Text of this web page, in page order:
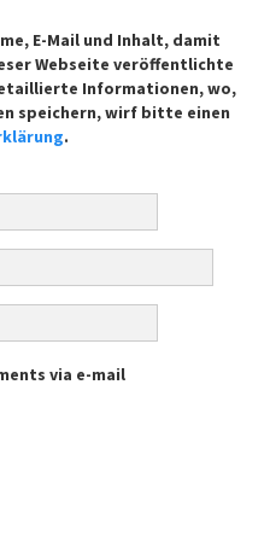
E-Mail und Inhalt, damit
Webseite veröffentlichte
Informationen, wo,
speichern, wirf bitte einen
.
via e-mail